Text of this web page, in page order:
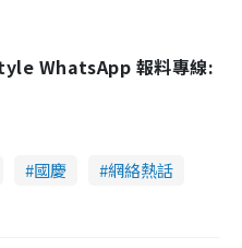
WhatsApp 報料專線:
國慶
網絡熱話